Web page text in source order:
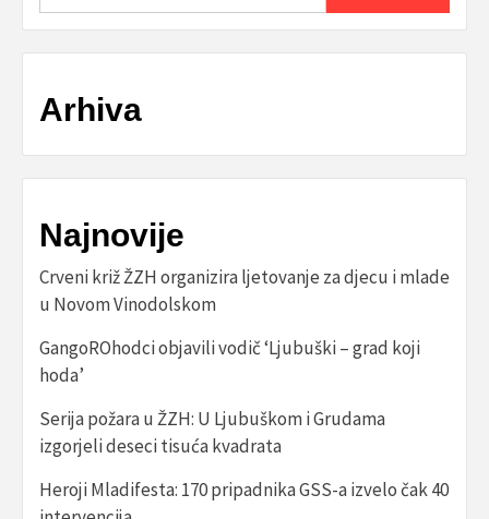
Arhiva
Najnovije
Crveni križ ŽZH organizira ljetovanje za djecu i mlade
u Novom Vinodolskom
GangoROhodci objavili vodič ‘Ljubuški – grad koji
hoda’
Serija požara u ŽZH: U Ljubuškom i Grudama
izgorjeli deseci tisuća kvadrata
Heroji Mladifesta: 170 pripadnika GSS-a izvelo čak 40